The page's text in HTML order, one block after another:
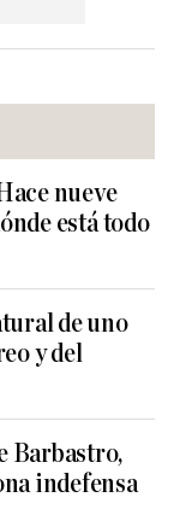
nueve
está todo
de uno
y del
Barbastro,
indefensa